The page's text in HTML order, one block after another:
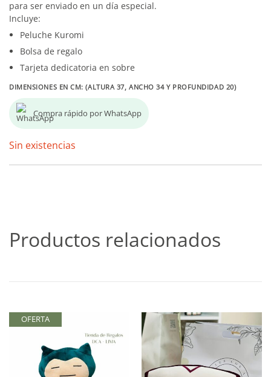
para ser enviado en un día especial.
Incluye:
Peluche Kuromi
Bolsa de regalo
Tarjeta dedicatoria en sobre
DIMENSIONES EN CM: (ALTURA 37, ANCHO 34 Y PROFUNDIDAD 20)
Compra rápido por WhatsApp
Sin existencias
Productos relacionados
OFERTA